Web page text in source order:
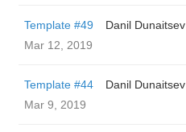
Template #49
Danil Dunaitsev
Mar 12, 2019
Template #44
Danil Dunaitsev
Mar 9, 2019